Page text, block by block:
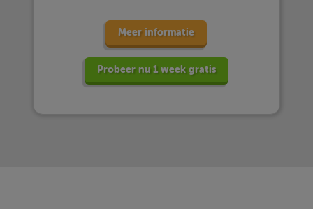
Meer informatie
Probeer nu 1 week gratis